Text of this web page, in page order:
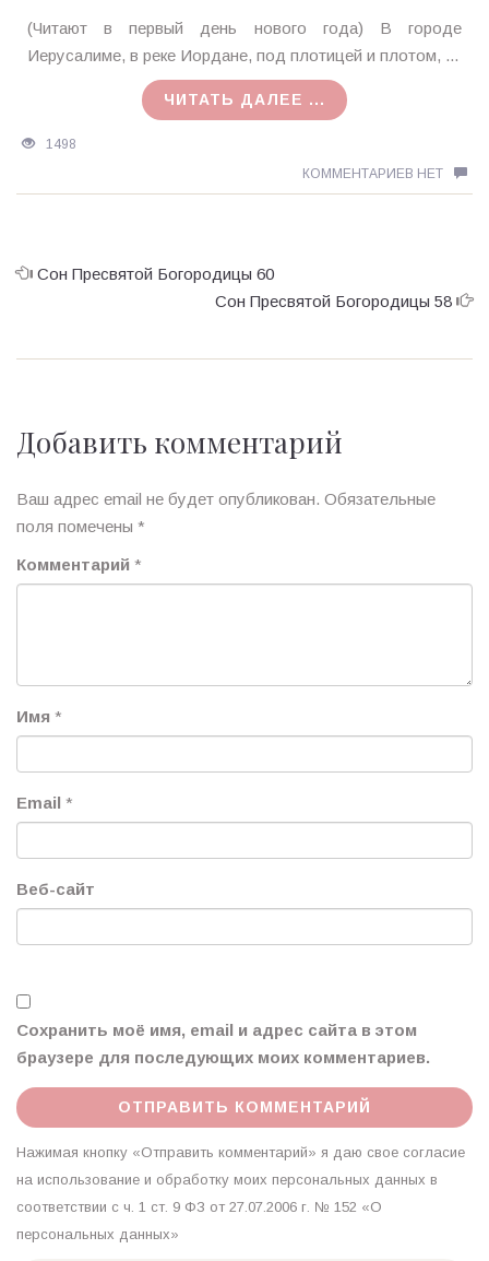
Ирина
MagicTantra
(Читают в первый день нового года) В городе
Иерусалиме, в реке Иордане, под плотицей и плотом, ...
ЧИТАТЬ ДАЛЕЕ ...
1498
КОММЕНТАРИЕВ НЕТ
Сон Пресвятой Богородицы 60
Сон Пресвятой Богородицы 58
Добавить комментарий
Ваш адрес email не будет опубликован. Обязательные
поля помечены *
Комментарий *
Имя *
Email *
Веб-сайт
Сохранить моё имя, email и адрес сайта в этом
браузере для последующих моих комментариев.
Нажимая кнопку «Отправить комментарий» я даю свое согласие
на использование и обработку моих персональных данных в
соответствии с ч. 1 ст. 9 ФЗ от 27.07.2006 г. № 152 «О
персональных данных»